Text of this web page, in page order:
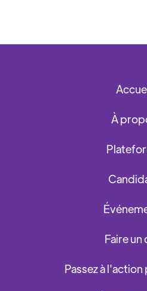
À
Faire un
Passez à l'action